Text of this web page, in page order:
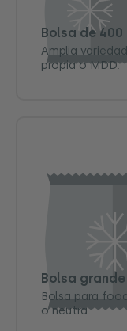
Bolsa de 400
Amplia
propia o MDD.
Bolsa
Bolsa para
o neutra.